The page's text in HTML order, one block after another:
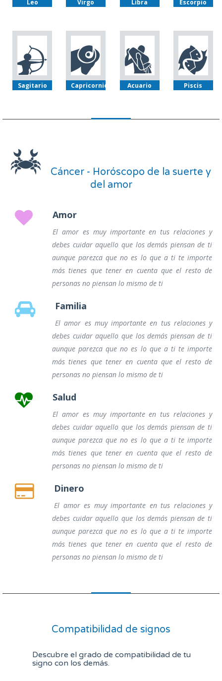
Leo Virgo Libra Escorpio
Sagitario Capricornio Acuario Piscis
Cáncer - Horóscopo de la suerte y
del amor
Amor
El amor es muy importante en tus relaciones y
debes cuidar aquello que los demás piensan de ti
aunque parezca que no es lo que a ti te importe
más tienes que tener en cuenta que el resto de
personas no piensan lo mismo de ti
Familia
El amor es muy importante en tus relaciones y
debes cuidar aquello que los demás piensan de ti
aunque parezca que no es lo que a ti te importe
más tienes que tener en cuenta que el resto de
personas no piensan lo mismo de ti
Salud
El amor es muy importante en tus relaciones y
debes cuidar aquello que los demás piensan de ti
aunque parezca que no es lo que a ti te importe
más tienes que tener en cuenta que el resto de
personas no piensan lo mismo de ti
Dinero
El amor es muy importante en tus relaciones y
debes cuidar aquello que los demás piensan de ti
aunque parezca que no es lo que a ti te importe
más tienes que tener en cuenta que el resto de
personas no piensan lo mismo de ti
Compatibilidad de signos
Descubre el grado de compatibilidad de tu
signo con los demás.